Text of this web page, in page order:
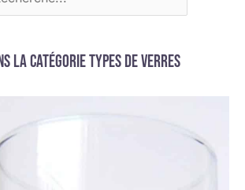
la catégorie Types de verres